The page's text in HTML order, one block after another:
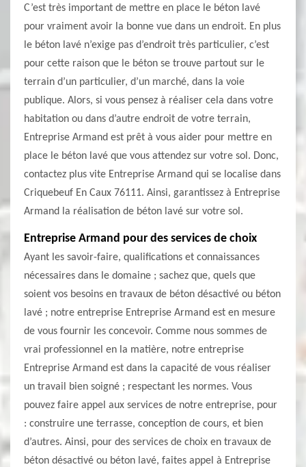
C’est très important de mettre en place le béton lavé
pour vraiment avoir la bonne vue dans un endroit. En plus
le béton lavé n’exige pas d’endroit très particulier, c’est
pour cette raison que le béton se trouve partout sur le
terrain d’un particulier, d’un marché, dans la voie
publique. Alors, si vous pensez à réaliser cela dans votre
habitation ou dans d’autre endroit de votre terrain,
Entreprise Armand est prêt à vous aider pour mettre en
place le béton lavé que vous attendez sur votre sol. Donc,
contactez plus vite Entreprise Armand qui se localise dans
Criquebeuf En Caux 76111. Ainsi, garantissez à Entreprise
Armand la réalisation de béton lavé sur votre sol.
Entreprise Armand pour des services de choix
Ayant les savoir-faire, qualifications et connaissances
nécessaires dans le domaine ; sachez que, quels que
soient vos besoins en travaux de béton désactivé ou béton
lavé ; notre entreprise Entreprise Armand est en mesure
de vous fournir les concevoir. Comme nous sommes de
vrai professionnel en la matière, notre entreprise
Entreprise Armand est dans la capacité de vous réaliser
un travail bien soigné ; respectant les normes. Vous
pouvez faire appel aux services de notre entreprise, pour
: construire une terrasse, conception de cours, et bien
d’autres. Ainsi, pour des services de choix en travaux de
béton désactivé ou béton lavé, faites appel à Entreprise